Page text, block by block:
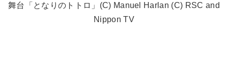
舞台「となりのトトロ」(C) Manuel Harlan (C) RSC and
Nippon TV